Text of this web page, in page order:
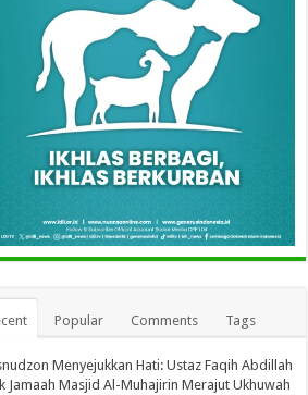
Popular Comments Tags
Menyejukkan Hati: Ustaz Faqih Abdillah
Jamaah Masjid Al-Muhajirin Merajut Ukhuwah